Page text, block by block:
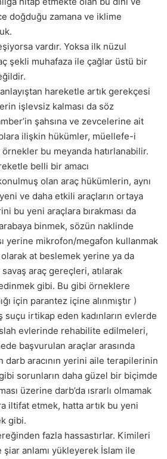
doğduğu zamana ve iklime
vardır. Yoksa ilk nüzul
şekli muhafaza ile çağlar üstü bir
hareketle artık gerekçesi
işlevsiz kalması da söz
şahsına ve zevcelerine ait
ilişkin hükümler, müellefe-i
bu meyanda hatırlanabilir.
belli bir amacı
olan araç hükümlerin, aynı
ve daha etkili araçların ortaya
bu yeni araçlara bırakması da
binmek, sözün naklinde
yerine mikrofon/megafon kullanmak
at beslemek yerine ya da
araç gereçleri, atılarak
gibi. Bu gibi örneklere
için parantez içine alınmıştır )
suçu irtikap eden kadınların evlerde
evlerinde rehabilite edilmeleri,
başvurulan araçlar arasında
darb aracının yerini aile terapilerinin
sorunların daha güzel bir biçimde
üzerine darb’da ısrarlı olmamak
iltifat etmek, hatta artık bu yeni
gibi.
fazla hassastırlar. Kimileri
anlamı yükleyerek İslam ile